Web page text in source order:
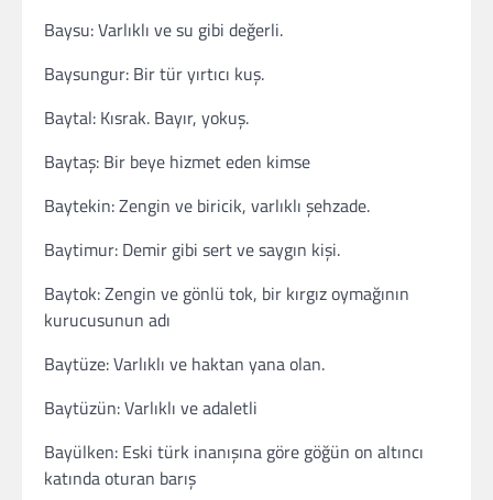
Baysu: Varlıklı ve su gibi değerli.
Baysungur: Bir tür yırtıcı kuş.
Baytal: Kısrak. Bayır, yokuş.
Baytaş: Bir beye hizmet eden kimse
Baytekin: Zengin ve biricik, varlıklı şehzade.
Baytimur: Demir gibi sert ve saygın kişi.
Baytok: Zengin ve gönlü tok, bir kırgız oymağının
kurucusunun adı
Baytüze: Varlıklı ve haktan yana olan.
Baytüzün: Varlıklı ve adaletli
Bayülken: Eski türk inanışına göre göğün on altıncı
katında oturan barış